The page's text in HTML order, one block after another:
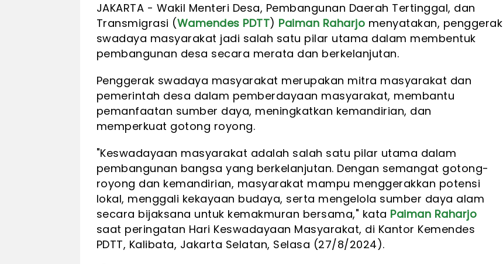
JAKARTA - Wakil Menteri Desa, Pembangunan Daerah Tertinggal, dan
Transmigrasi (Wamendes PDTT) Paiman Raharjo menyatakan, penggerak
swadaya masyarakat jadi salah satu pilar utama dalam membentuk
pembangunan desa secara merata dan berkelanjutan.
Penggerak swadaya masyarakat merupakan mitra masyarakat dan
pemerintah desa dalam pemberdayaan masyarakat, membantu
pemanfaatan sumber daya, meningkatkan kemandirian, dan
memperkuat gotong royong.
"Keswadayaan masyarakat adalah salah satu pilar utama dalam
pembangunan bangsa yang berkelanjutan. Dengan semangat gotong-
royong dan kemandirian, masyarakat mampu menggerakkan potensi
lokal, menggali kekayaan budaya, serta mengelola sumber daya alam
secara bijaksana untuk kemakmuran bersama," kata Paiman Raharjo
saat peringatan Hari Keswadayaan Masyarakat, di Kantor Kemendes
PDTT, Kalibata, Jakarta Selatan, Selasa (27/8/2024).